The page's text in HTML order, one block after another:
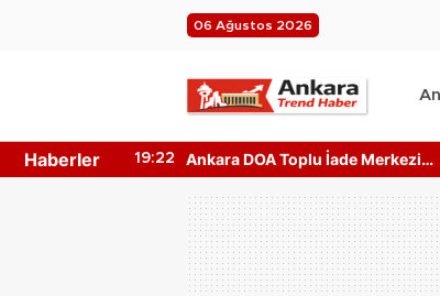
06 Ağustos 2026
Haberler
Yerler
19:22
Ankara DOA Toplu İade Merkezi
Nerede? Depozito Makinesi
Nerede?